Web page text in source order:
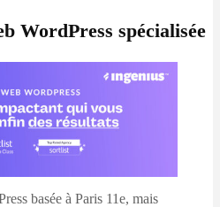
WordPress spécialisée
basée à Paris 11e, mais